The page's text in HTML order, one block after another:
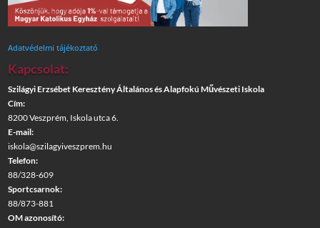
Adatvédelmi tájékoztató
Kapcsolat:
Szilágyi Erzsébet Keresztény Általános és Alapfokú Művészeti Iskola
Cím:
8200 Veszprém, Iskola utca 6.
E-mail:
iskola@szilagyiveszprem.hu
Telefon:
88/328-609
Sportcsarnok:
88/873-881
OM azonosító: